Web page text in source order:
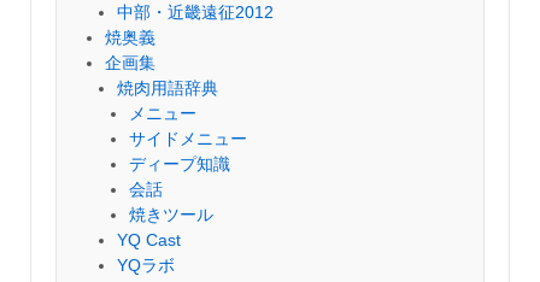
中部・近畿遠征2012
焼奥義
企画集
焼肉用語辞典
メニュー
サイドメニュー
ディープ知識
会話
焼きツール
YQ Cast
YQラボ